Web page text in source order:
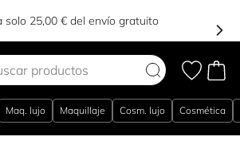
solo 25,00 € del envío gratuito
Maq. lujo Maquillaje Cosm. lujo Cosmética